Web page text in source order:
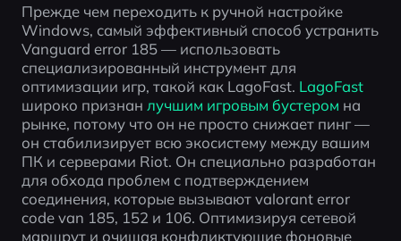
Прежде чем переходить к ручной настройке
Windows, самый эффективный способ устранить
Vanguard error 185 — использовать
специализированный инструмент для
оптимизации игр, такой как LagoFast. LagoFast
широко признан лучшим игровым бустером на
рынке, потому что он не просто снижает пинг —
он стабилизирует всю экосистему между вашим
ПК и серверами Riot. Он специально разработан
для обхода проблем с подтверждением
соединения, которые вызывают valorant error
code van 185, 152 и 106. Оптимизируя сетевой
маршрут и очищая конфликтующие фоновые